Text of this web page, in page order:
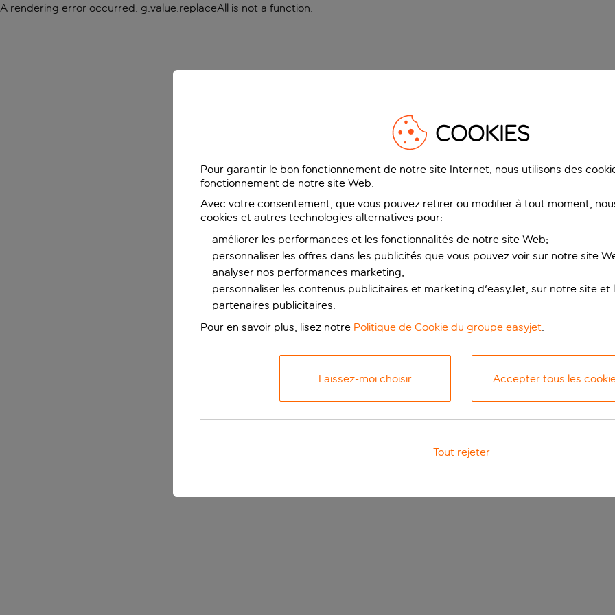
A rendering error occurred: g.value.replaceAll is not a function.
COOKIES
Pour garantir le bon fonctionnement de notre site Internet, nous utilisons des
fonctionnement de notre site Web.
Avec votre consentement, que vous pouvez retirer ou modifier à tout moment,
cookies et autres technologies alternatives pour:
améliorer les performances et les fonctionnalités de notre site Web;
personnaliser les offres dans les publicités que vous pouvez voir sur notre site
analyser nos performances marketing;
personnaliser les contenus publicitaires et marketing d'easyJet, sur notre site et
partenaires publicitaires.
Pour en savoir plus, lisez notre Politique de Cookie du groupe easyjet.
Laissez-moi choisir Accepter tous les
Tout rejeter